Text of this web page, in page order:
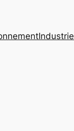
Industrie